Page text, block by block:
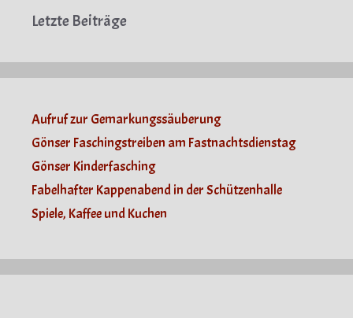
Letzte Beiträge
Aufruf zur Gemarkungssäuberung
Gönser Faschingstreiben am Fastnachtsdienstag
Gönser Kinderfasching
Fabelhafter Kappenabend in der Schützenhalle
Spiele, Kaffee und Kuchen